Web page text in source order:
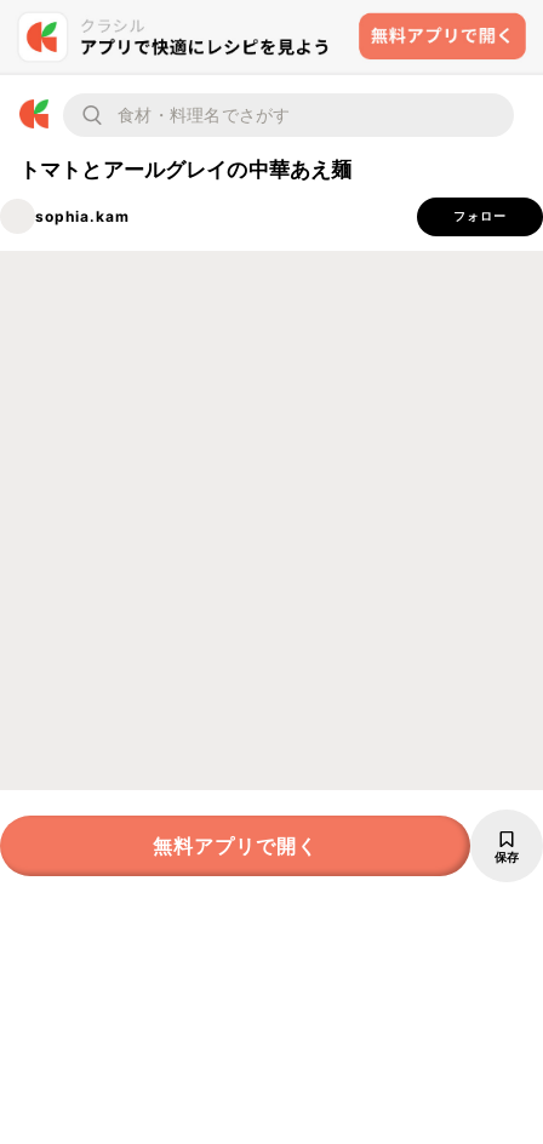
トマトとアールグレイの中華あえ麺
sophia.kam フォロー
無料アプリで開く 保存